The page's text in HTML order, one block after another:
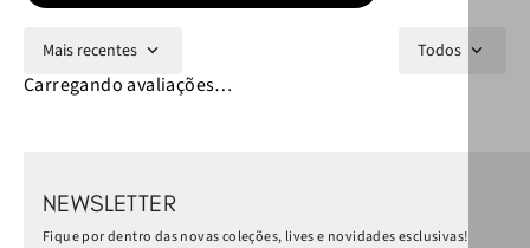
Mais recentes Todos
Carregando avaliações…
NEWSLETTER
Fique por dentro das novas coleções, lives e novidades esclusivas!